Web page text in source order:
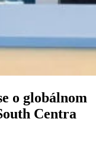
o globálnom
Centra